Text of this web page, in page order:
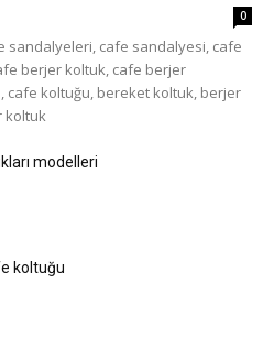
0
sandalyeleri, cafe sandalyesi, cafe
berjer koltuk, cafe berjer
cafe koltuğu, bereket koltuk, berjer
koltuk
modelleri
koltuğu